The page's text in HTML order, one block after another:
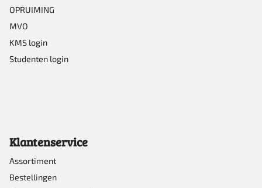
OPRUIMING
MVO
KMS login
Studenten login
Klantenservice
Assortiment
Bestellingen